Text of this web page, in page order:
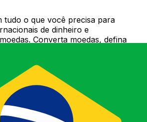
tudo o que você precisa para
de dinheiro e
Converta moedas, defina